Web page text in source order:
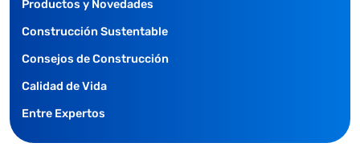
Productos y Novedades
Construcción Sustentable
Consejos de Construcción
Calidad de Vida
Entre Expertos